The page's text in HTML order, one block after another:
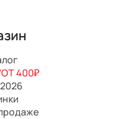
400₽